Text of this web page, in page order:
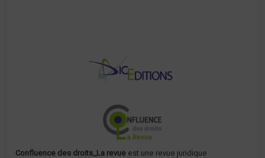
Confluence des droits_La revue est une revue juridique